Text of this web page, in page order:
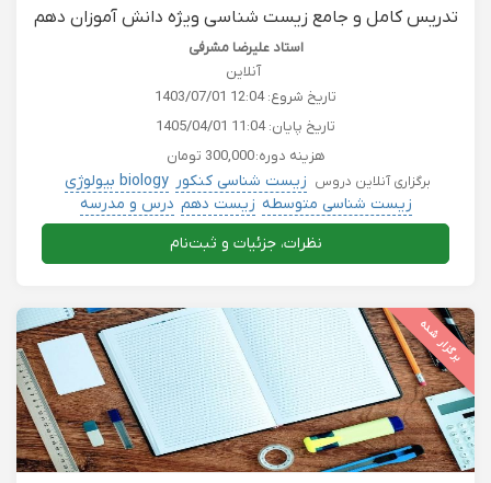
تدریس کامل و جامع زیست شناسی ویژه دانش آموزان دهم
تجربی همراه با تست
استاد علیرضا مشرفی
آنلاین
تاریخ شروع:1403/07/01 12:04
تاریخ پایان:1405/04/01 11:04
هزینه دوره:300,000 تومان
برگزاری آنلاین دروس زیست شناسی کنکور biology بیولوژی
زیست شناسی متوسطه زیست دهم درس و مدرسه
نظرات، جزئیات و ثبت‌نام
برگزار شده